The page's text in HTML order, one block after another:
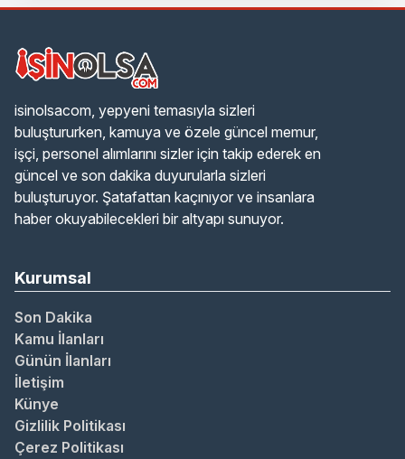
isinolsacom, yepyeni temasıyla sizleri
buluştururken, kamuya ve özele güncel memur,
işçi, personel alımlarını sizler için takip ederek en
güncel ve son dakika duyurularla sizleri
buluşturuyor. Şatafattan kaçınıyor ve insanlara
haber okuyabilecekleri bir altyapı sunuyor.
Kurumsal
Son Dakika
Kamu İlanları
Günün İlanları
İletişim
Künye
Gizlilik Politikası
Çerez Politikası